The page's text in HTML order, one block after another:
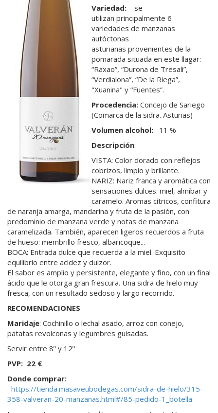
Variedad: se
utilizan principalmente 6
variedades de manzanas
autóctonas
asturianas provenientes de la
pomarada situada en este llagar:
“Raxao”, “Durona de Tresali”,
“Verdialona”, “De la Riega”,
"Xuanina" y “Fuentes”.
Procedencia: Concejo de Sariego
(Comarca de la sidra. Asturias)
Volumen alcohol:
11 %
Descripción:
VISTA: Color dorado con reflejos
cobrizos, limpio y brillante.
NARIZ: Nariz franca y aromática con
sensaciones dulces: miel, almíbar y
caramelo. Aromas cítricos, confitura
de naranja amarga, mandarina y fruta de la pasión, con
predominio de manzana verde y notas de manzana
caramelizada. También, aparecen ligeros recuerdos a fruta
de hueso: membrillo fresco, albaricoque...
BOCA: Entrada dulce que recuerda a la miel. Exquisito
equilibrio entre acidez y dulzor.
El sabor es amplio y persistente, elegante y fino, con un final
ácido que le otorga gran frescura. Una sidra de hielo muy
fresca, con un resultado sedoso y largo recorrido.
RECOMENDACIONES
Maridaje: Cochinillo o lechal asado, arroz con conejo,
patatas revolconas y legumbres guisadas.
Servir entre 8º y 12º
PVP: 22 €
Donde comprar:
https://tienda.masaveubodegas.com/sidra-de-hielo/315-
358-valveran-20-manzanas.html#/85-pedido-1_botella